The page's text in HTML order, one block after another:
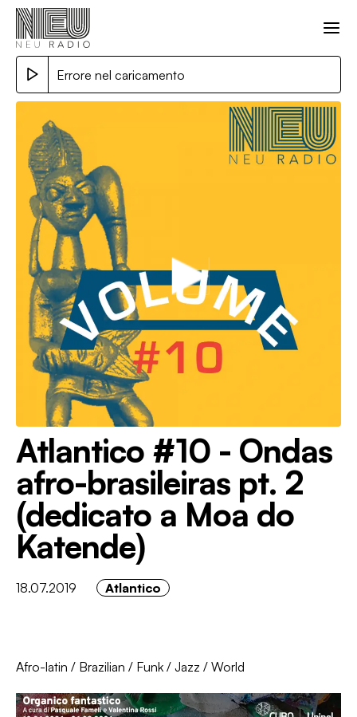
Errore nel caricamento
Atlantico #10 - Ondas
afro-brasileiras pt. 2
(dedicato a Moa do
Katende)
18.07.2019 Atlantico
Afro-latin / Brazilian / Funk / Jazz / World